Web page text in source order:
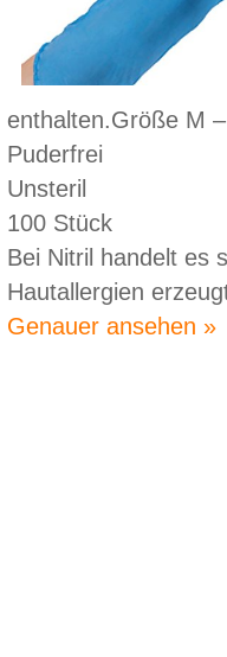
enthalten.Größe M
Puderfrei
Unsteril
100 Stück
Bei Nitril handelt es
Hautallergien
Genauer ansehen »